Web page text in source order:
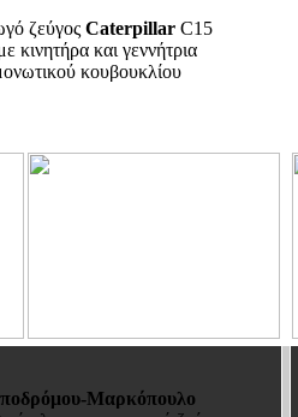
ζεύγος Caterpillar C15
κινητήρα και γεννήτρια
κουβουκλίου
Μαρκόπουλο